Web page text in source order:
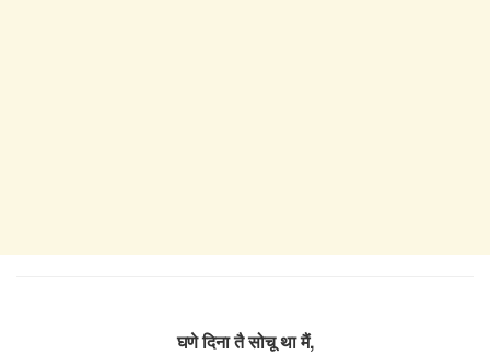
घणे दिना तै सोचू था मैं,